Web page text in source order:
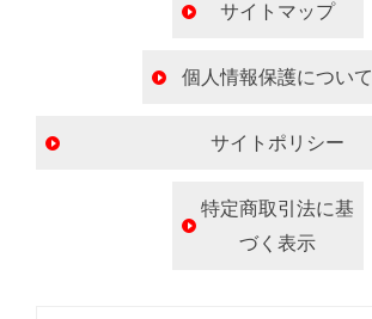
サイトマップ
個人情報保護について
サイトポリシー
特定商取引法に基
づく表示